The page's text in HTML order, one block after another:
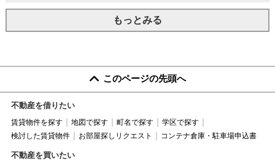
もっとみる
このページの先頭へ
不動産を借りたい
賃貸物件を探す 地図で探す 町名で探す
学区で探す
検討した賃貸物件
お部屋探しリクエスト コンテナ倉庫・駐車場申込書
不動産を買いたい